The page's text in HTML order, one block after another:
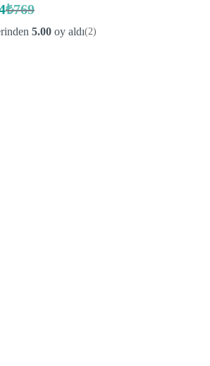
₺769
Orijinal
fiyat:
Şu
andaki
fiyat:
5.00oy aldı(2)